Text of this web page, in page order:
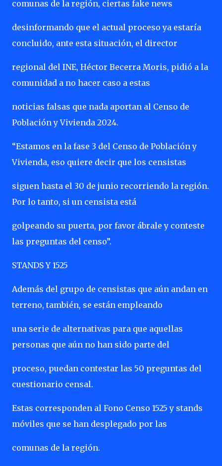
comunas de la región, ciertas fake news
desinformando que el actual proceso ya estaría
concluido, ante esta situación, el director
regional del INE, Héctor Becerra Moris, pidió a la
comunidad a no hacer caso a estas
noticias falsas que nada aportan al Censo de
Población y Vivienda 2024.
“Estamos en la fase 3 del Censo de Población y
Vivienda, eso quiere decir que los censistas
siguen hasta el 30 de junio recorriendo la región.
Por lo tanto, si un censista está
golpeando su puerta, por favor ábrale y conteste
las preguntas del censo”.
STANDS Y 1525
Además del grupo de censistas que aún andan en
terreno, también, se están empleando
una serie de alternativas para que aquellas
personas que aún no han sido parte del
proceso, puedan contestar las 50 preguntas del
cuestionario censal.
Estas corresponden al Fono Censo 1525 y stands
móviles que se han desplegado por las
comunas de la región.